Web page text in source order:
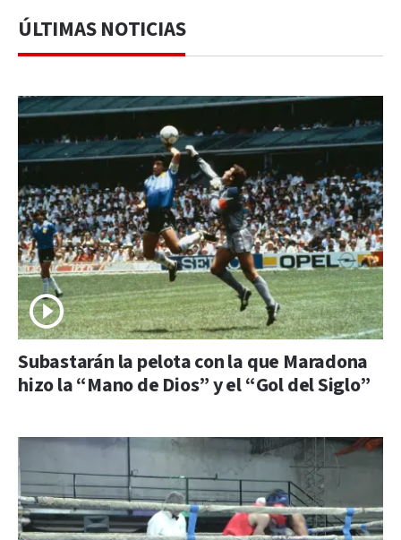
ÚLTIMAS NOTICIAS
Subastarán la pelota con la que Maradona
hizo la “Mano de Dios” y el “Gol del Siglo”